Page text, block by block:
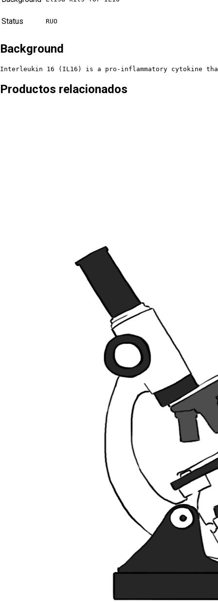
Status RUO
Background
Interleukin 16 (IL16) is a pro-inflammatory cytokine
Productos relacionados